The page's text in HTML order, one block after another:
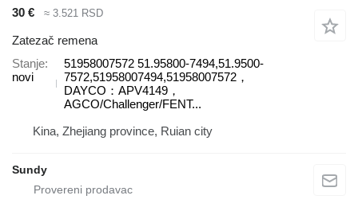
30 € ≈ 3.521 RSD
Zatezač remena
Stanje
novi
51958007572 51.95800-7494,51.9500-
7572,51958007494,51958007572，
DAYCO：APV4149，
AGCO/Challenger/FENT...
Kina, Zhejiang province, Ruian city
Sundy